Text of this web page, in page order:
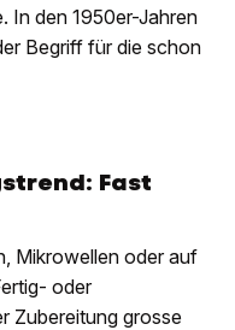
In den 1950er-Jahren
Begriff für die schon
Fast
Mikrowellen oder auf
oder
Zubereitung grosse